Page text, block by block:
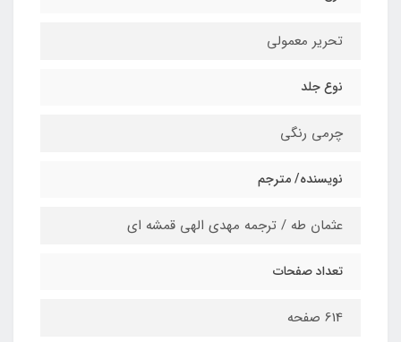
تحریر معمولی
نوع جلد
چرمی رنگی
نویسنده/ مترجم
عثمان طه / ترجمه مهدی الهی قمشه ای
تعداد صفحات
614 صفحه